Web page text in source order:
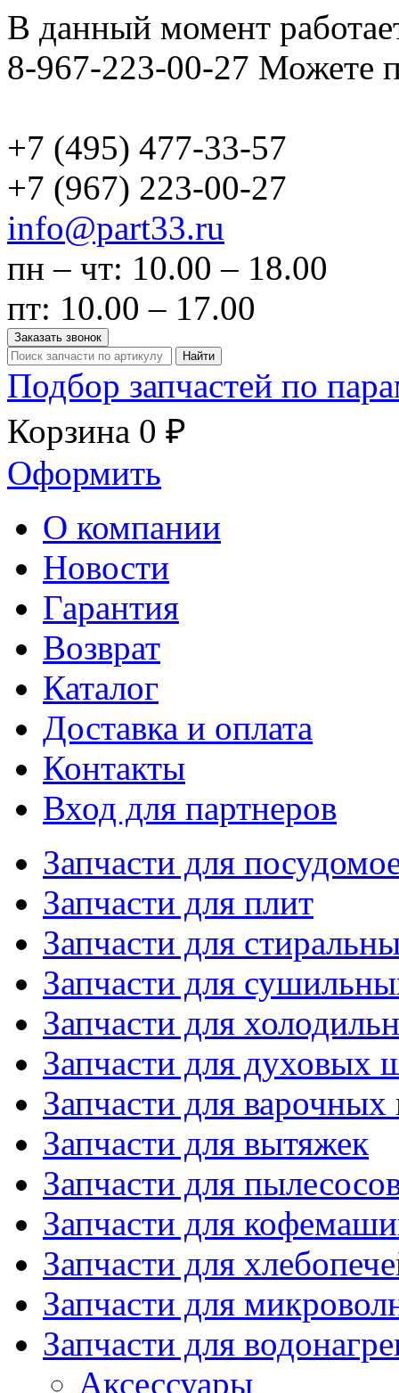
В данный момент
8-967-223-00-27 Можете
+7 (495) 477-33-57
+7 (967) 223-00-27
info@part33.ru
пн – чт: 10.00 – 18.00
пт: 10.00 – 17.00
Заказать звонок
Найти
Подбор запчастей по
Корзина 0 ₽
Оформить
О компании
Новости
Гарантия
Возврат
Каталог
Доставка и оплата
Контакты
Вход для партнеров
Запчасти для
Запчасти для плит
Запчасти для
Запчасти для
Запчасти для
Запчасти для духовых
Запчасти для варочных
Запчасти для вытяжек
Запчасти для
Запчасти для
Запчасти для
Запчасти для
Запчасти для
Аксессуары